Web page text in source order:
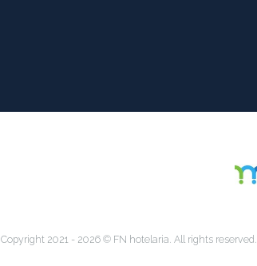
Copyright 2021 - 2026 © FN hotelaria. All rights reserved.